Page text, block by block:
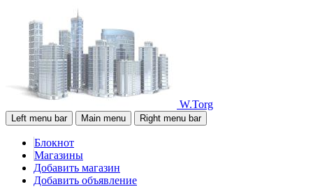
W.Torg
Left menu bar Main menu Right menu bar
Блокнот
Магазины
Добавить магазин
Добавить объявление